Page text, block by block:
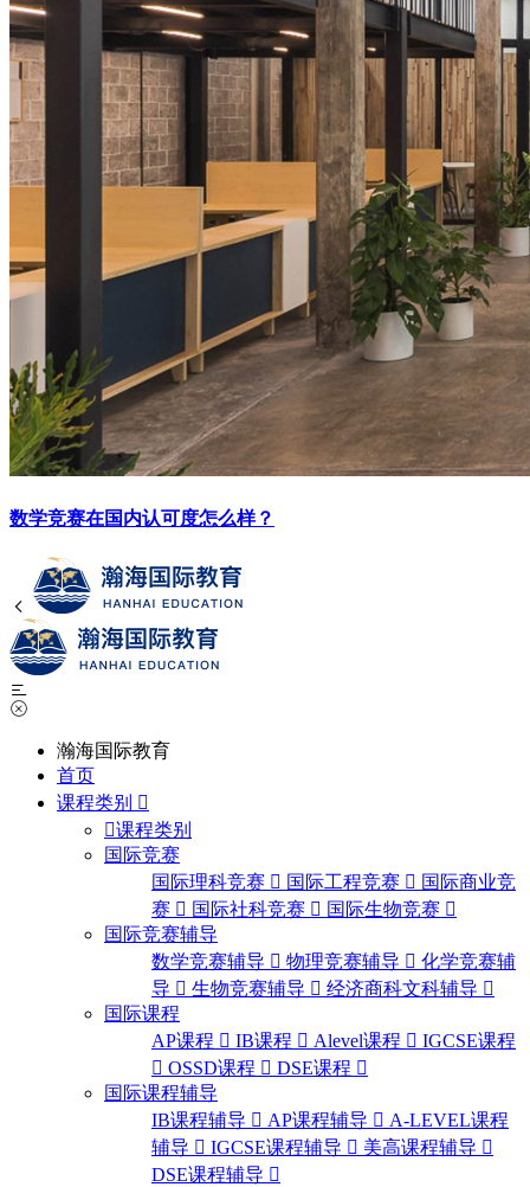
数学竞赛在国内认可度怎么样？
瀚海国际教育
首页
课程类别
课程类别
国际竞赛
国际理科竞赛
国际工程竞赛
国际商业竞
赛
国际社科竞赛
国际生物竞赛
国际竞赛辅导
数学竞赛辅导
物理竞赛辅导
化学竞赛辅
导
生物竞赛辅导
经济商科文科辅导
国际课程
AP课程
IB课程 Alevel课程
IGCSE课程
OSSD课程
DSE课程
国际课程辅导
IB课程辅导
AP课程辅导
A-LEVEL课程
辅导
IGCSE课程辅导
美高课程辅导
DSE课程辅导